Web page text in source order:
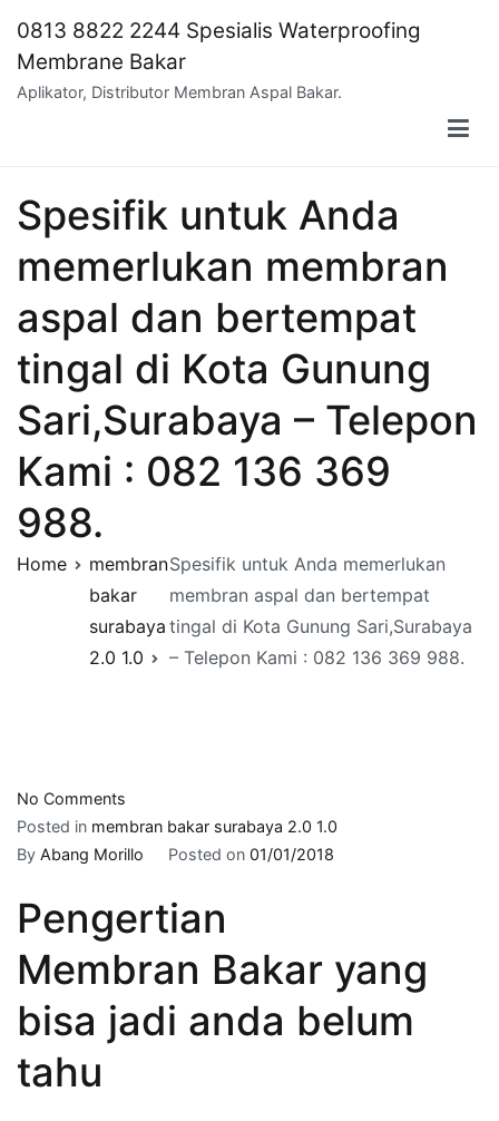
content
0813 8822 2244 Spesialis Waterproofing
Membrane Bakar
Aplikator, Distributor Membran Aspal Bakar.
Spesifik untuk Anda
memerlukan membran
aspal dan bertempat
tingal di Kota Gunung
Sari,Surabaya – Telepon
Kami : 082 136 369
988.
Home
membran
bakar
surabaya
2.0 1.0
Spesifik untuk Anda memerlukan
membran aspal dan bertempat
tingal di Kota Gunung Sari,Surabaya
– Telepon Kami : 082 136 369 988.
No Comments
Spesifik
untuk
memerlukan
membran
aspal
bertempat
Posted in membran bakar surabaya 2.0 1.0
By Abang Morillo Posted on 01/01/2018
Pengertian
Membran Bakar yang
bisa jadi anda belum
tahu